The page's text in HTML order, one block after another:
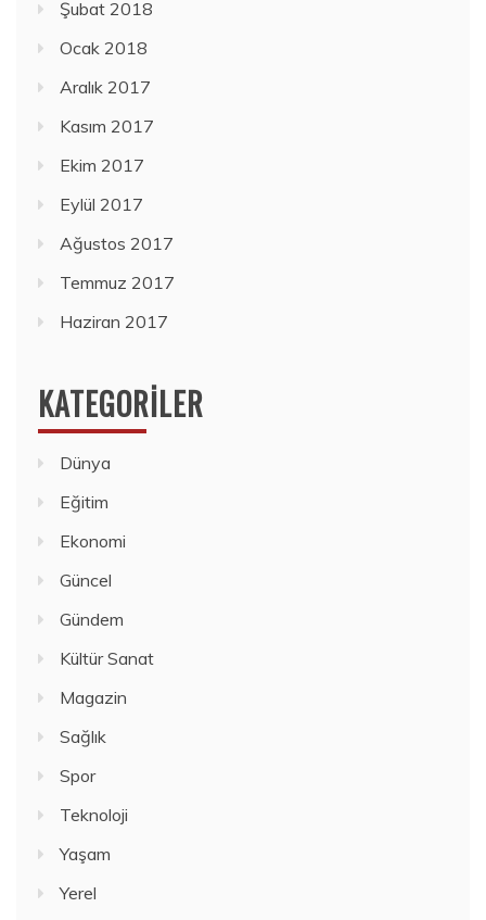
Şubat 2018
Ocak 2018
Aralık 2017
Kasım 2017
Ekim 2017
Eylül 2017
Ağustos 2017
Temmuz 2017
Haziran 2017
KATEGORILER
Dünya
Eğitim
Ekonomi
Güncel
Gündem
Kültür Sanat
Magazin
Sağlık
Spor
Teknoloji
Yaşam
Yerel